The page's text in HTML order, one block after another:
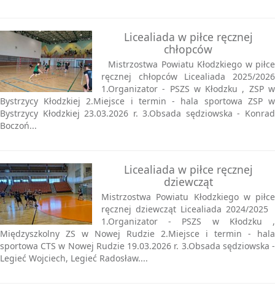
Licealiada w piłce ręcznej
chłopców
Mistrzostwa Powiatu Kłodzkiego w piłce
ręcznej chłopców Licealiada 2025/2026
1.Organizator - PSZS w Kłodzku , ZSP w
Bystrzycy Kłodzkiej 2.Miejsce i termin - hala sportowa ZSP w
Bystrzycy Kłodzkiej 23.03.2026 r. 3.Obsada sędziowska - Konrad
Boczoń...
Licealiada w piłce ręcznej
dziewcząt
Mistrzostwa Powiatu Kłodzkiego w piłce
ręcznej dziewcząt Licealiada 2024/2025
1.Organizator - PSZS w Kłodzku ,
Międzyszkolny ZS w Nowej Rudzie 2.Miejsce i termin - hala
sportowa CTS w Nowej Rudzie 19.03.2026 r. 3.Obsada sędziowska -
Legieć Wojciech, Legieć Radosław....